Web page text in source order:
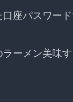
座パスワー
ラーメン美味